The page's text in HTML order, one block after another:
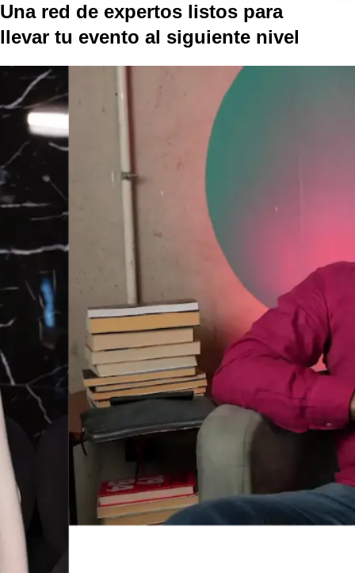
Una red de expertos listos para
llevar tu evento al siguiente nivel